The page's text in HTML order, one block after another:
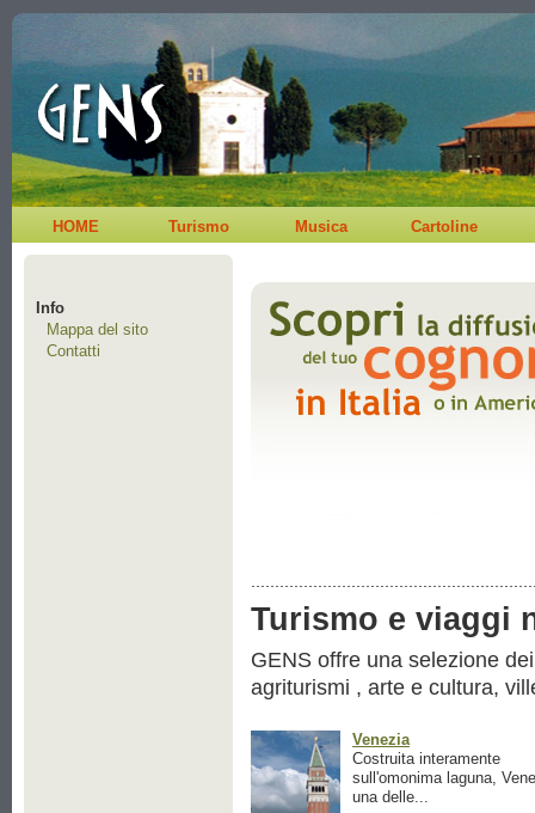
HOME Turismo Musica Cartoline
Info
Mappa del sito
Contatti
Turismo e viaggi
GENS offre una selezione
agriturismi , arte e cultura,
Venezia
Costruita interamente
sull'omonima laguna,
una delle...